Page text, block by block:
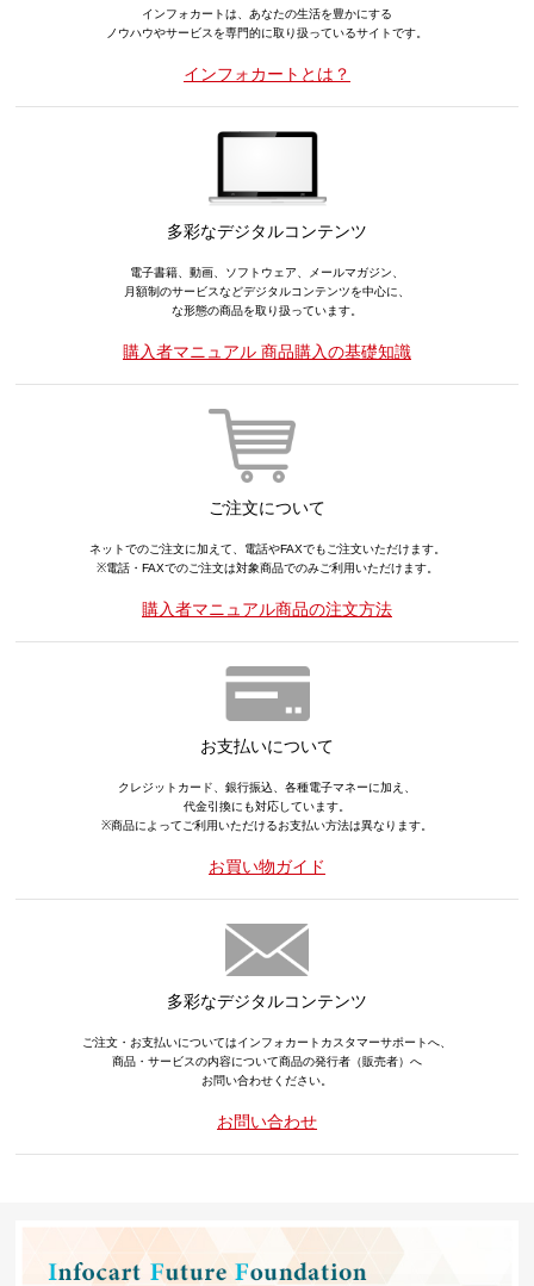
インフォカートは、あなたの生活を豊かにする
ノウハウやサービスを専門的に取り扱っているサイトです。
インフォカートとは？
多彩なデジタルコンテンツ
電子書籍、動画、ソフトウェア、メールマガジン、
月額制のサービスなどデジタルコンテンツを中心に、
な形態の商品を取り扱っています。
購入者マニュアル 商品購入の基礎知識
ご注文について
ネットでのご注文に加えて、電話やFAXでもご注文いただけます。
※電話・FAXでのご注文は対象商品でのみご利用いただけます。
購入者マニュアル商品の注文方法
お支払いについて
クレジットカード、銀行振込、各種電子マネーに加え、
代金引換にも対応しています。
※商品によってご利用いただけるお支払い方法は異なります。
お買い物ガイド
多彩なデジタルコンテンツ
ご注文・お支払いについてはインフォカートカスタマーサポートへ、
商品・サービスの内容について商品の発行者（販売者）へ
お問い合わせください。
お問い合わせ